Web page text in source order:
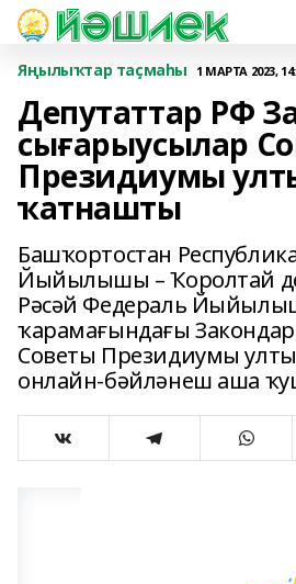
Яңылыҡтар таҫмаһы 1 МАРТА 2023,
Депутаттар РФ
сығарыусылар
Президиумы
ҡатнашты
Башҡортостан
Йыйылышы – Ҡоролтай
Рәсәй Федераль
ҡарамағындағы
Советы Президиумы
онлайн-бәйләнеш аша